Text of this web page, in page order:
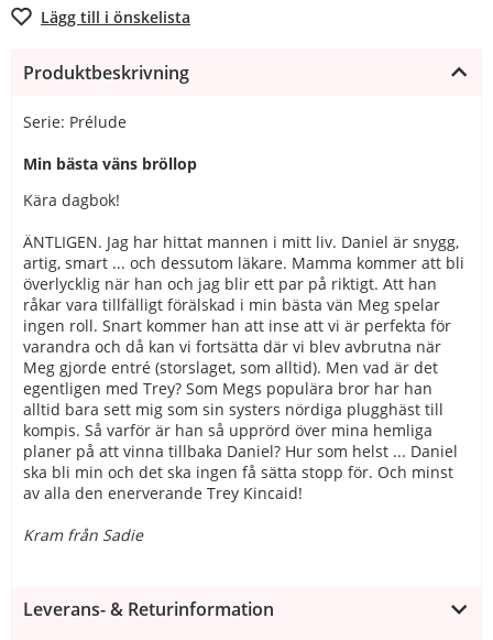
Lägg till i önskelista
Produktbeskrivning
Serie: Prélude
Min bästa väns bröllop
Kära dagbok!
ÄNTLIGEN. Jag har hittat mannen i mitt liv. Daniel är snygg,
artig, smart ... och dessutom läkare. Mamma kommer att bli
överlycklig när han och jag blir ett par på riktigt. Att han
råkar vara tillfälligt förälskad i min bästa vän Meg spelar
ingen roll. Snart kommer han att inse att vi är perfekta för
varandra och då kan vi fortsätta där vi blev avbrutna när
Meg gjorde entré (storslaget, som alltid). Men vad är det
egentligen med Trey? Som Megs populära bror har han
alltid bara sett mig som sin systers nördiga plugghäst till
kompis. Så varför är han så upprörd över mina hemliga
planer på att vinna tillbaka Daniel? Hur som helst ... Daniel
ska bli min och det ska ingen få sätta stopp för. Och minst
av alla den enerverande Trey Kincaid!
Kram från Sadie
Leverans- & Returinformation